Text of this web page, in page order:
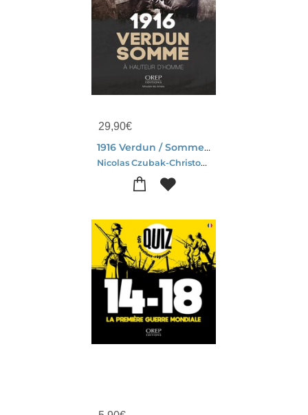
29,90€
1916 Verdun / Somme : A Hauteur D'homme
Nicolas Czubak-Christophe Thomas